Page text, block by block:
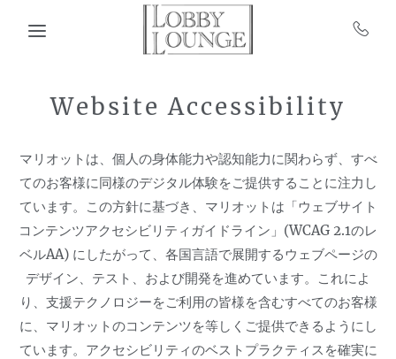
Website Accessibility
マリオットは、個人の身体能力や認知能力に関わらず、すべ
てのお客様に同様のデジタル体験をご提供することに注力し
ています。この方針に基づき、マリオットは「ウェブサイト
コンテンツアクセシビリティガイドライン」(WCAG 2.1のレ
ベルAA) にしたがって、各国言語で展開するウェブページの
デザイン、テスト、および開発を進めています。これによ
り、支援テクノロジーをご利用の皆様を含むすべてのお客様
に、マリオットのコンテンツを等しくご提供できるようにし
ています。アクセシビリティのベストプラクティスを確実に